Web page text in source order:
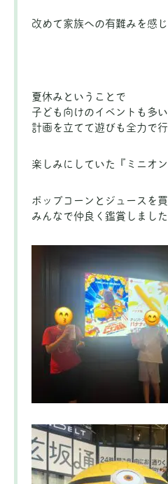
改めて家族への有難みを感じ
夏休みということで
子ども向けのイベントも多
計画を立てて遊びも全力で行
楽しみにしていた『ミニオン
ポップコーンとジュースを
みんなで仲良く鑑賞しました